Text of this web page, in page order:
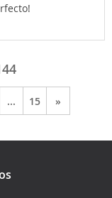
... 15 »